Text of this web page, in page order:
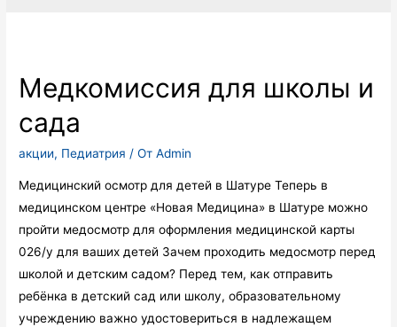
Медкомиссия для школы и
сада
акции, Педиатрия / От Admin
Медицинский осмотр для детей в Шатуре Теперь в
медицинском центре «Новая Медицина» в Шатуре можно
пройти медосмотр для оформления медицинской карты
026/у для ваших детей Зачем проходить медосмотр перед
школой и детским садом? Перед тем, как отправить
ребёнка в детский сад или школу, образовательному
учреждению важно удостовериться в надлежащем